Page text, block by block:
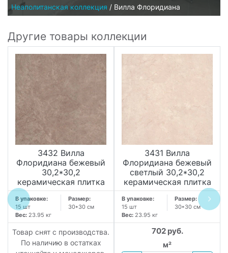
Неаполитанская коллекция / Вилла Флоридиана
Другие товары коллекции
3432 Вилла
Флоридиана бежевый
30,2*30,2
керамическая плитка
В упаковке:
15 шт
Размер:
30*30 см
Вес: 23.95 кг
Товар снят с производства.
По наличию в остатках
3431 Вилла
Флоридиана бежевый
светлый 30,2*30,2
керамическая плитка
В упаковке:
15 шт
Размер:
30*30 см
Вес: 23.95 кг
702 руб.
м²